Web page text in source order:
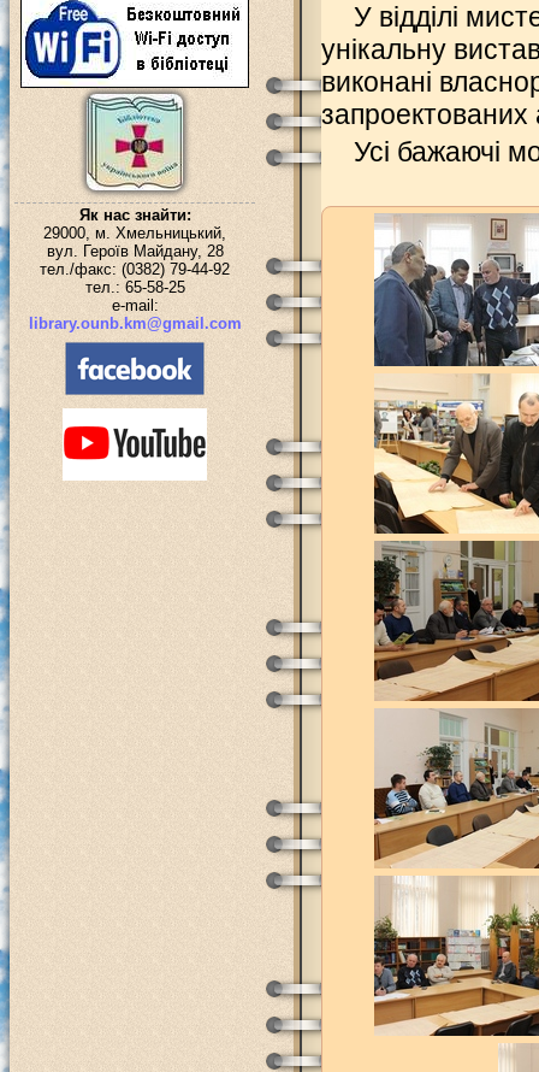
Як нас знайти:
29000, м. Хмельницький,
вул. Героїв Майдану, 28
тел./факс: (0382) 79-44-92
тел.: 65-58-25
e-mail:
library.ounb.km@gmail.com
У відділі
унікальну
виконані
запроектованих
Усі бажаючі